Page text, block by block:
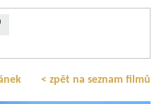
< zpět na seznam filmů